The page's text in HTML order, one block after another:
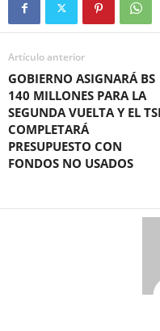
Artículo anterior
GOBIERNO ASIGNARÁ BS
140 MILLONES PARA LA
SEGUNDA VUELTA Y EL
COMPLETARÁ
PRESUPUESTO CON
FONDOS NO USADOS